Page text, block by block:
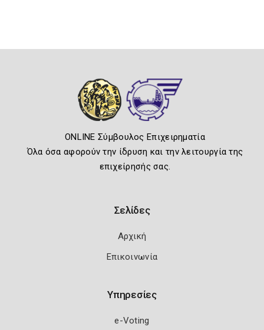
ONLINE Σύμβουλος Επιχειρηματία
Όλα όσα αφορούν την ίδρυση και την λειτουργία της
επιχείρησής σας.
Σελίδες
Αρχική
Επικοινωνία
Υπηρεσίες
e-Voting